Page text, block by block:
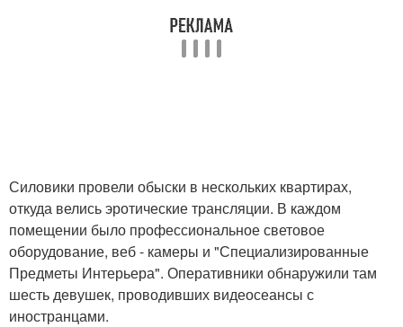
Силовики провели обыски в нескольких квартирах,
откуда велись эротические трансляции. В каждом
помещении было профессиональное световое
оборудование, веб - камеры и "Специализированные
Предметы Интерьера". Оперативники обнаружили там
шесть девушек, проводивших видеосеансы с
иностранцами.